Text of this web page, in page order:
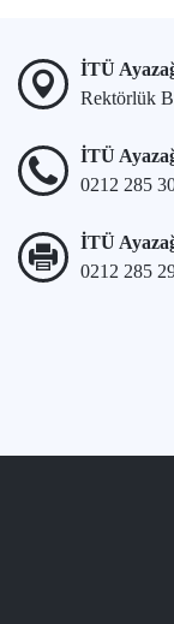
İTÜ
Rektörlük
İTÜ
0212 285
İTÜ
0212 285